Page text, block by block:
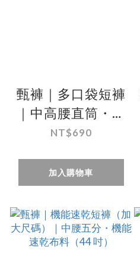
甄褲｜多口袋短褲
｜中高腰直筒・彈
性布料・五分褲
NT$690
加入購物車